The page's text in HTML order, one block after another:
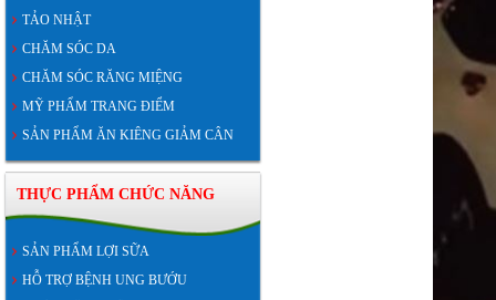
TẢO NHẬT
CHĂM SÓC DA
CHĂM SÓC RĂNG MIỆNG
MỸ PHẨM TRANG ĐIỂM
SẢN PHẨM ĂN KIÊNG GIẢM CÂN
THỰC PHẨM CHỨC NĂNG
SẢN PHẨM LỢI SỮA
HỖ TRỢ BỆNH UNG BƯỚU